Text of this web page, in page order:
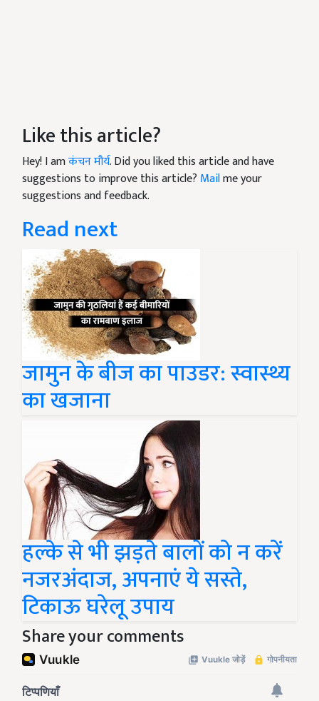
Like this article?
Hey! I amकंचन मौर्य. Did you liked this article and have
suggestions to improve this article? Mailme your
suggestions and feedback.
Read next
जामुन के बीज का पाउडर: स्वास्थ्य
का खजाना
हल्के से भी झड़ते बालों को न करें
नजरअंदाज, अपनाएं ये सस्ते,
टिकाऊ घरेलू उपाय
Share your comments